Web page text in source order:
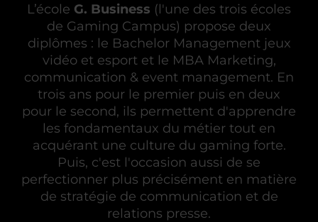
L’école G. Business (l'une des trois écoles
de Gaming Campus) propose deux
diplômes : le Bachelor Management jeux
vidéo et esport et le MBA Marketing,
communication & event management. En
trois ans pour le premier puis en deux
pour le second, ils permettent d'apprendre
les fondamentaux du métier tout en
acquérant une culture du gaming forte.
Puis, c'est l'occasion aussi de se
perfectionner plus précisément en matière
de stratégie de communication et de
relations presse.